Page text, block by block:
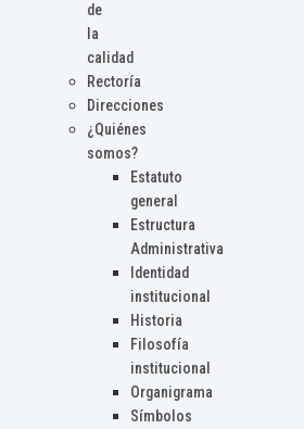
de
la
calidad
Rectoría
Direcciones
¿Quiénes
somos?
Estatuto
general
Estructura
Administrativa
Identidad
institucional
Historia
Filosofía
institucional
Organigrama
Símbolos